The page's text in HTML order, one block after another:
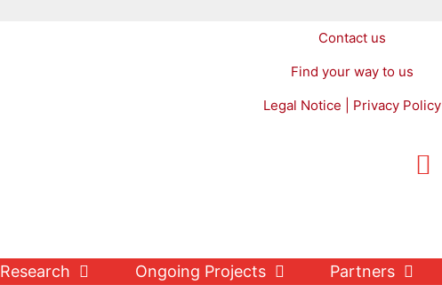
Contact us
Find your way to us
Legal Notice | Privacy Policy
Research Ongoing Projects Partners